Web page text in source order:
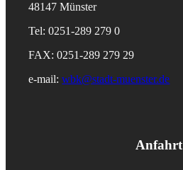
48147 Münster
Tel: 0251-289 279 0
FAX: 0251-289 279 29
e-mail:wbk@stadt-muenster.de
Anfahrt